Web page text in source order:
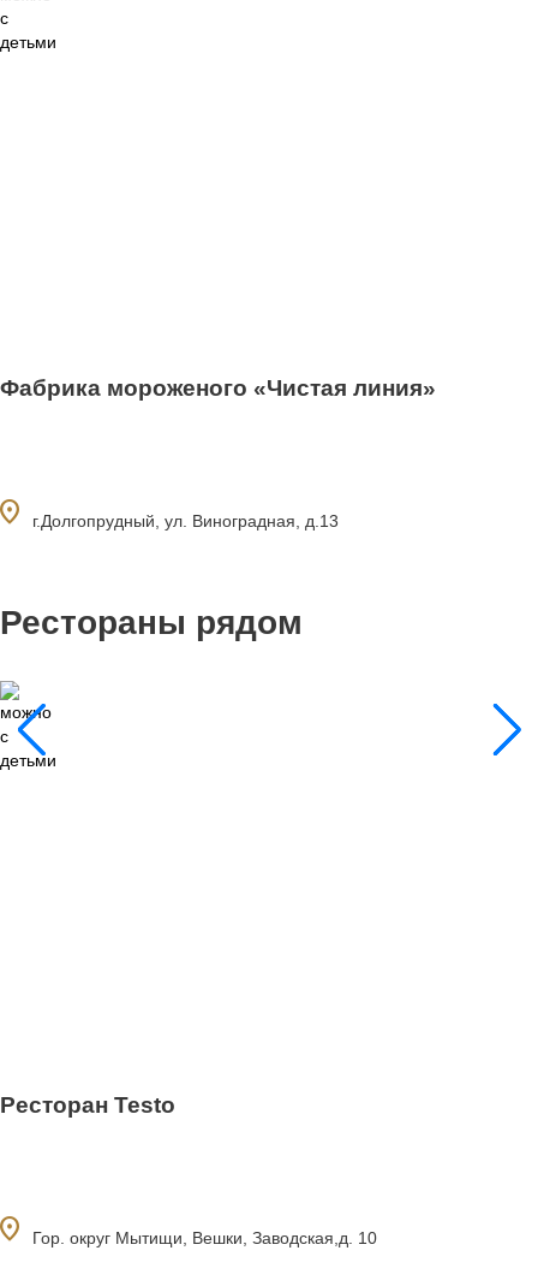
Фабрика мороженого «Чистая линия»
г.Долгопрудный, ул. Виноградная, д.13
Рестораны рядом
Ресторан Testo
Гор. округ Мытищи, Вешки, Заводская,д. 10